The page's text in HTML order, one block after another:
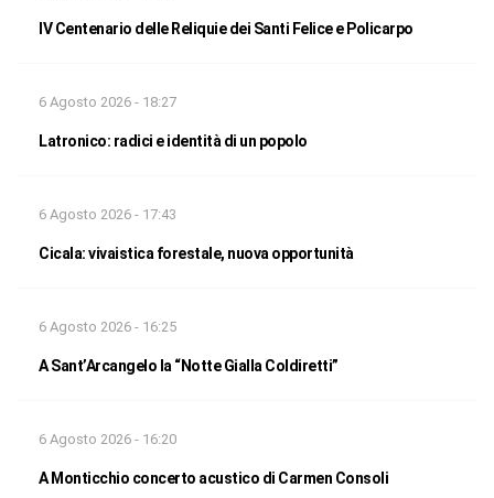
IV Centenario delle Reliquie dei Santi Felice e Policarpo
6 Agosto 2026 - 18:27
Latronico: radici e identità di un popolo
6 Agosto 2026 - 17:43
Cicala: vivaistica forestale, nuova opportunità
6 Agosto 2026 - 16:25
A Sant’Arcangelo la “Notte Gialla Coldiretti”
6 Agosto 2026 - 16:20
A Monticchio concerto acustico di Carmen Consoli